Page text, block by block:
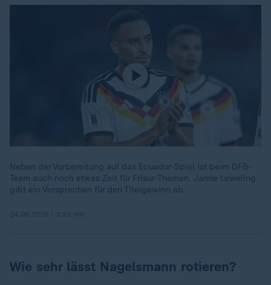
Neben der Vorbereitung auf das Ecuador-Spiel ist beim DFB-
Team auch noch etwas Zeit für Frisur-Themen. Jamie Leweling
gibt ein Versprechen für den Titelgewinn ab.
Wie sehr lässt Nagelsmann rotieren?